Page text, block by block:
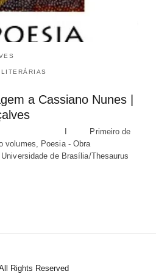
a Cassiano Nunes |
de
volumes, Poesia - Obra
de Brasília/Thesaurus
Rights Reserved